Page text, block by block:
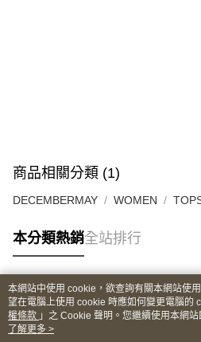
商品相關分類 (1)
DECEMBERMAY WOMEN
本分類熱銷全站排行
熱門標籤
本網站中使用 cookie，欲查詢有關本網站使
望在電腦上使用 cookie 時應如何變更電腦的
權條款 」之 Cookie 聲明。您繼續使用本網
用條款之 Cookie 聲明使用 cookie。
了解更多 >